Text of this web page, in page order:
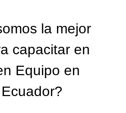
la mejor
capacitar en
Equipo en